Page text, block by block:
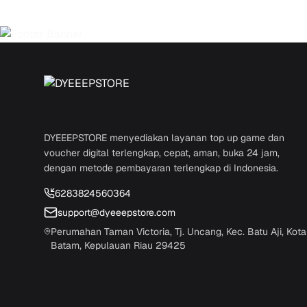
DYEEEPSTORE menyediakan layanan top up game dan
voucher digital terlengkap, cepat, aman, buka 24 jam,
dengan metode pembayaran terlengkap di Indonesia.
6283824560364
support@dyeeepstore.com
Perumahan Taman Victoria, Tj. Uncang, Kec. Batu Aji, Kota
Batam, Kepulauan Riau 29425